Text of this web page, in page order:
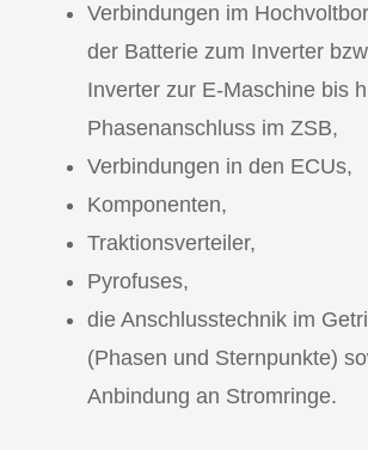
Verbindungen im
der Batterie zum Inverter
Inverter zur E-Maschine bis
Phasenanschluss im ZSB,
Verbindungen in den ECUs,
Komponenten,
Traktionsverteiler,
Pyrofuses,
die Anschlusstechnik im
(Phasen und Sternpunkte)
Anbindung an Stromringe.